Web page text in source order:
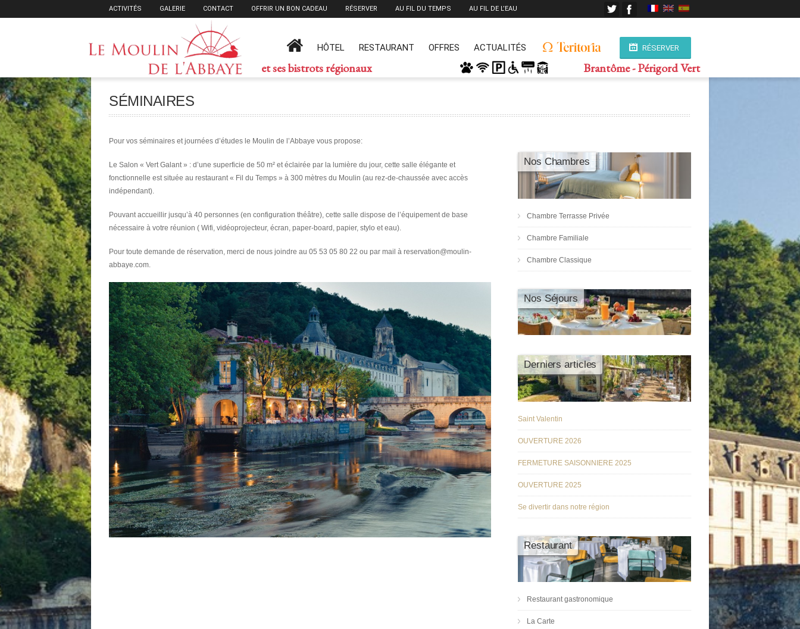
ACTIVITÉS GALERIE CONTACT OFFRIR UN BON CADEAU RÉSERVER AU FIL DU TEMPS AU FIL DE L’EAU
et ses bistrots régionaux
RÉSERVER
HÔTEL RESTAURANT OFFRES ACTUALITÉS
Brantôme - Périgord Vert
SÉMINAIRES
Pour vos séminaires et journées d’études le Moulin de l’Abbaye vous propose:
Le Salon « Vert Galant » : d’une superficie de 50 m² et éclairée par la lumière du jour, cette salle élégante et
fonctionnelle est située au restaurant « Fil du Temps » à 300 mètres du Moulin (au rez-de-chaussée avec accès
indépendant).
Pouvant accueillir jusqu’à 40 personnes (en configuration théâtre), cette salle dispose de l’équipement de base
nécessaire à votre réunion ( Wifi, vidéoprojecteur, écran, paper-board, papier, stylo et eau).
Pour toute demande de réservation, merci de nous joindre au 05 53 05 80 22 ou par mail à reservation@moulin-
abbaye.com.
Nos Chambres
Chambre Terrasse Privée
Chambre Familiale
Chambre Classique
Nos Séjours
Derniers articles
Saint Valentin
OUVERTURE 2026
FERMETURE SAISONNIERE 2025
OUVERTURE 2025
Se divertir dans notre région
Restaurant
Restaurant gastronomique
La Carte